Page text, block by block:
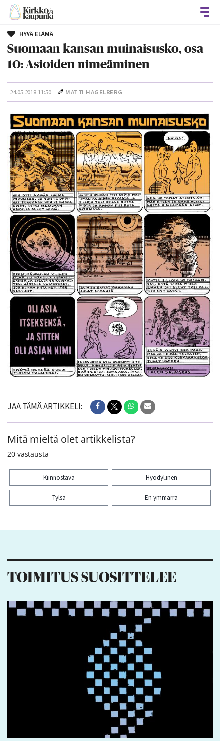
HYVÄ ELÄMÄ
Suomaan kansan muinaisusko, osa
10: Asioiden nimeäminen
24.05.2018 11:50 MATTI HAGELBERG
JAA TÄMÄ ARTIKKELI:
Mitä mieltä olet artikkelista?
20 vastausta
Kiinnostava Hyödyllinen
Tylsä En ymmärrä
TOIMITUS SUOSITTELEE